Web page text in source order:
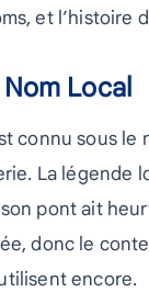
et l’histoire
Local
connu sous le
La légende
pont ait
donc le
encore.